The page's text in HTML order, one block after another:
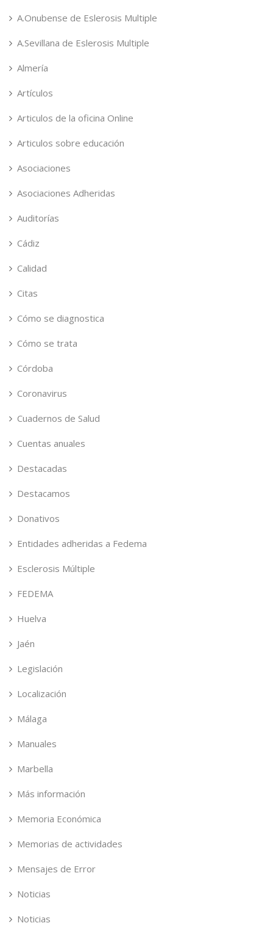
A.Onubense de Eslerosis Multiple
A.Sevillana de Eslerosis Multiple
Almería
Artículos
Articulos de la oficina Online
Articulos sobre educación
Asociaciones
Asociaciones Adheridas
Auditorías
Cádiz
Calidad
Citas
Cómo se diagnostica
Cómo se trata
Córdoba
Coronavirus
Cuadernos de Salud
Cuentas anuales
Destacadas
Destacamos
Donativos
Entidades adheridas a Fedema
Esclerosis Múltiple
FEDEMA
Huelva
Jaén
Legislación
Localización
Málaga
Manuales
Marbella
Más información
Memoria Económica
Memorias de actividades
Mensajes de Error
Noticias
Noticias